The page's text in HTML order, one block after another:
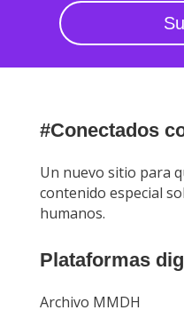
#Conectados
Un nuevo sitio para
contenido especial
humanos.
Plataformas
Archivo MMDH